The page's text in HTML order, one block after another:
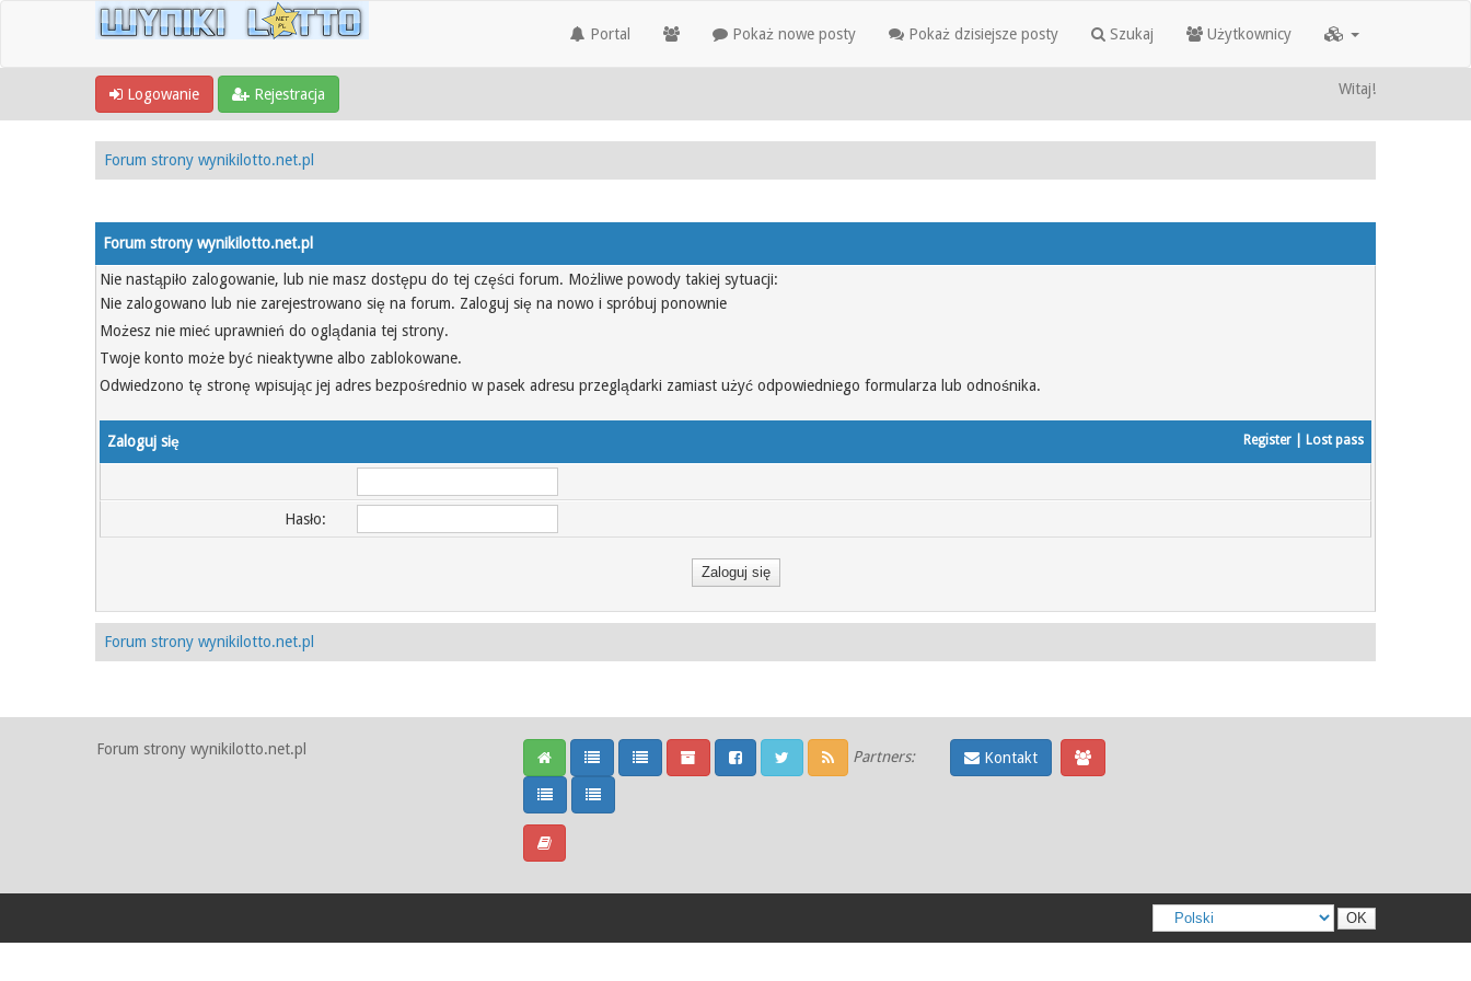
Portal Pokaż nowe posty Pokaż dzisiejsze posty Szukaj Użytkownicy
Logowanie Rejestracja Witaj!
Forum strony wynikilotto.net.pl
Forum strony wynikilotto.net.pl
Nie nastąpiło zalogowanie, lub nie masz dostępu do tej części forum. Możliwe powody takiej sytuacji:
Nie zalogowano lub nie zarejestrowano się na forum. Zaloguj się na nowo i spróbuj ponownie
Możesz nie mieć uprawnień do oglądania tej strony.
Twoje konto może być nieaktywne albo zablokowane.
Odwiedzono tę stronę wpisując jej adres bezpośrednio w pasek adresu przeglądarki zamiast użyć odpowiedniego formularza lub odnośnika.
Zaloguj się Register Lost pass
Hasło:
Forum strony wynikilotto.net.pl
Forum strony wynikilotto.net.pl Partners: Kontakt